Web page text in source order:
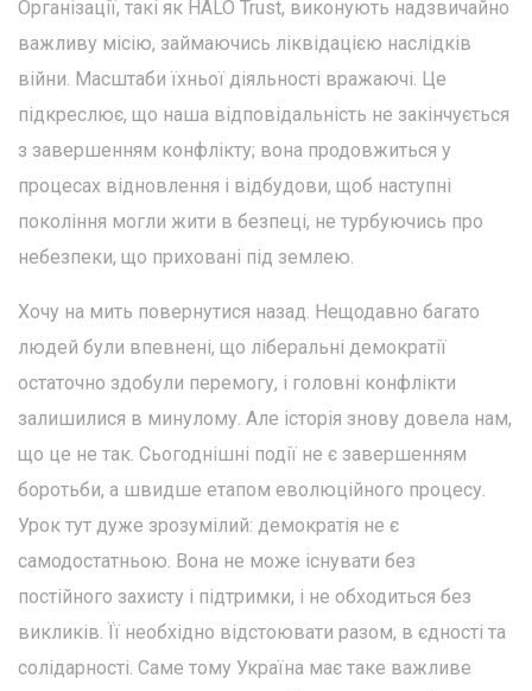
Організації, такі як HALO Trust, виконують надзвичайно
важливу місію, займаючись ліквідацією наслідків
війни. Масштаби їхньої діяльності вражаючі. Це
підкреслює, що наша відповідальність не закінчується
з завершенням конфлікту; вона продовжиться у
процесах відновлення і відбудови, щоб наступні
покоління могли жити в безпеці, не турбуючись про
небезпеки, що приховані під землею.
Хочу на мить повернутися назад. Нещодавно багато
людей були впевнені, що ліберальні демократії
остаточно здобули перемогу, і головні конфлікти
залишилися в минулому. Але історія знову довела нам,
що це не так. Сьогоднішні події не є завершенням
боротьби, а швидше етапом еволюційного процесу.
Урок тут дуже зрозумілий: демократія не є
самодостатньою. Вона не може існувати без
постійного захисту і підтримки, і не обходиться без
викликів. Її необхідно відстоювати разом, в єдності та
солідарності. Саме тому Україна має таке важливе